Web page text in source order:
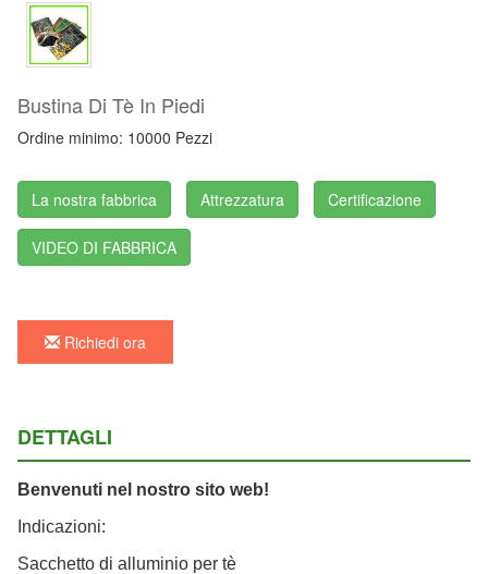
Bustina Di Tè In Piedi
Ordine minimo: 10000 Pezzi
La nostra fabbrica Attrezzatura Certificazione
VIDEO DI FABBRICA
Richiedi ora
DETTAGLI
Benvenuti nel nostro sito web!
Indicazioni:
Sacchetto di alluminio per tè